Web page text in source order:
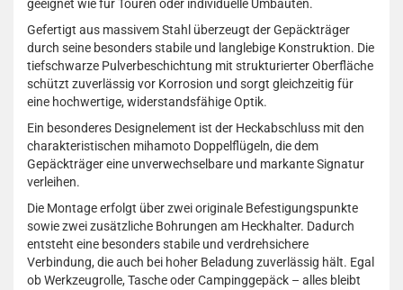
geeignet wie für Touren oder individuelle Umbauten.
Gefertigt aus massivem Stahl überzeugt der Gepäckträger
durch seine besonders stabile und langlebige Konstruktion. Die
tiefschwarze Pulverbeschichtung mit strukturierter Oberfläche
schützt zuverlässig vor Korrosion und sorgt gleichzeitig für
eine hochwertige, widerstandsfähige Optik.
Ein besonderes Designelement ist der Heckabschluss mit den
charakteristischen mihamoto Doppelflügeln, die dem
Gepäckträger eine unverwechselbare und markante Signatur
verleihen.
Die Montage erfolgt über zwei originale Befestigungspunkte
sowie zwei zusätzliche Bohrungen am Heckhalter. Dadurch
entsteht eine besonders stabile und verdrehsichere
Verbindung, die auch bei hoher Beladung zuverlässig hält. Egal
ob Werkzeugrolle, Tasche oder Campinggepäck – alles bleibt